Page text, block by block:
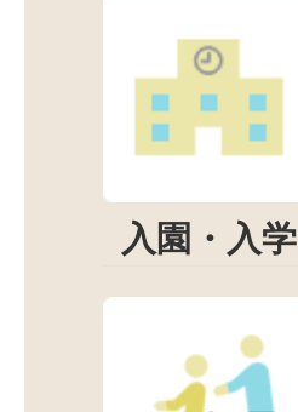
入園・入学